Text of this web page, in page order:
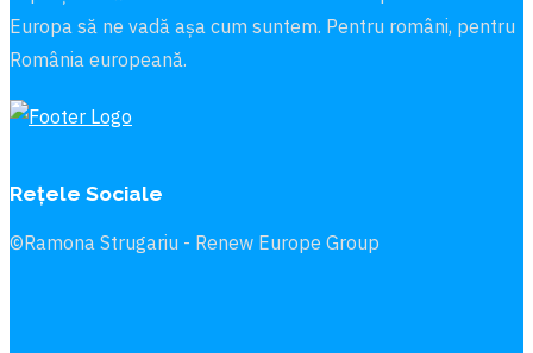
Europa să ne vadă aşa cum suntem. Pentru români, pentru
România europeană.
Rețele Sociale
©Ramona Strugariu - Renew Europe Group